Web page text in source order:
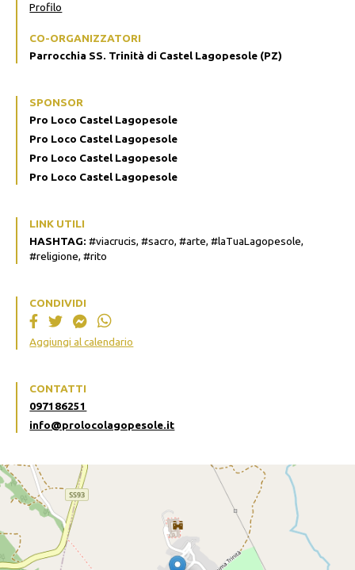
Profilo
CO-ORGANIZZATORI
Parrocchia SS. Trinità di Castel Lagopesole (PZ)
SPONSOR
Pro Loco Castel Lagopesole
Pro Loco Castel Lagopesole
Pro Loco Castel Lagopesole
Pro Loco Castel Lagopesole
LINK UTILI
HASHTAG: #viacrucis, #sacro, #arte, #laTuaLagopesole,
#religione, #rito
CONDIVIDI
Aggiungi al calendario
CONTATTI
097186251
info@prolocolagopesole.it